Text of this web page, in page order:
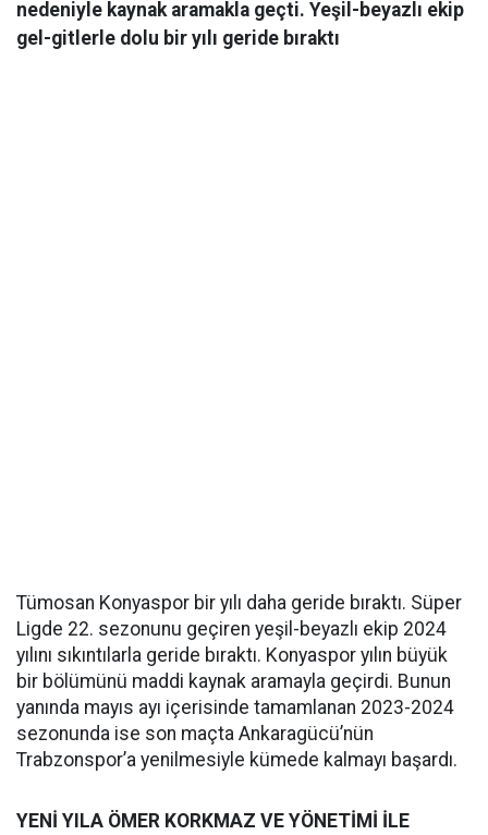
nedeniyle kaynak aramakla geçti. Yeşil-beyazlı ekip
gel-gitlerle dolu bir yılı geride bıraktı
Tümosan Konyaspor bir yılı daha geride bıraktı. Süper
Ligde 22. sezonunu geçiren yeşil-beyazlı ekip 2024
yılını sıkıntılarla geride bıraktı. Konyaspor yılın büyük
bir bölümünü maddi kaynak aramayla geçirdi. Bunun
yanında mayıs ayı içerisinde tamamlanan 2023-2024
sezonunda ise son maçta Ankaragücü’nün
Trabzonspor’a yenilmesiyle kümede kalmayı başardı.
YENİ YILA ÖMER KORKMAZ VE YÖNETİMİ İLE